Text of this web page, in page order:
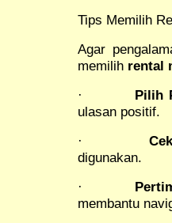
Tips Memilih
Agar
memilih rental
· Pilih
ulasan positif.
·
digunakan.
·
membantu